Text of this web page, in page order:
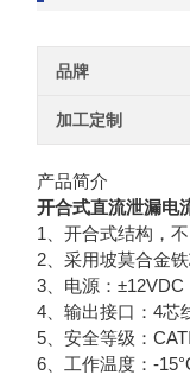
品牌
加工定制
产品简介
开合式直流泄漏电
1、开合式结构，
2、采用坡莫合金
3、电源：±12VDC
4、输出接口：4芯
5、安全等级：
6、工作温度：-